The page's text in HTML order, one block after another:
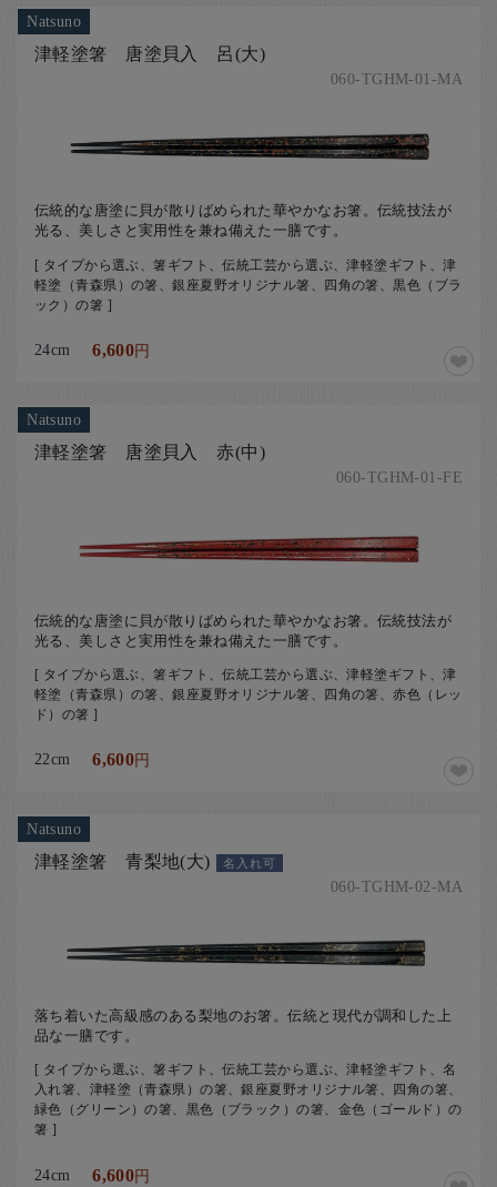
Natsuno
津軽塗箸 唐塗貝入 呂(大)
060-TGHM-01-MA
伝統的な唐塗に貝が散りばめられた華やかなお箸。伝統技法が
光る、美しさと実用性を兼ね備えた一膳です。
[ タイプから選ぶ、箸ギフト、伝統工芸から選ぶ、津軽塗ギフト、津
軽塗（青森県）の箸、銀座夏野オリジナル箸、四角の箸、黒色（ブラ
ック）の箸 ]
24cm 6,600円
Natsuno
津軽塗箸 唐塗貝入 赤(中)
060-TGHM-01-FE
伝統的な唐塗に貝が散りばめられた華やかなお箸。伝統技法が
光る、美しさと実用性を兼ね備えた一膳です。
[ タイプから選ぶ、箸ギフト、伝統工芸から選ぶ、津軽塗ギフト、津
軽塗（青森県）の箸、銀座夏野オリジナル箸、四角の箸、赤色（レッ
ド）の箸 ]
22cm 6,600円
Natsuno
津軽塗箸 青梨地(大) 名入れ可
060-TGHM-02-MA
落ち着いた高級感のある梨地のお箸。伝統と現代が調和した上
品な一膳です。
[ タイプから選ぶ、箸ギフト、伝統工芸から選ぶ、津軽塗ギフト、名
入れ箸、津軽塗（青森県）の箸、銀座夏野オリジナル箸、四角の箸、
緑色（グリーン）の箸、黒色（ブラック）の箸、金色（ゴールド）の
箸 ]
24cm 6,600円